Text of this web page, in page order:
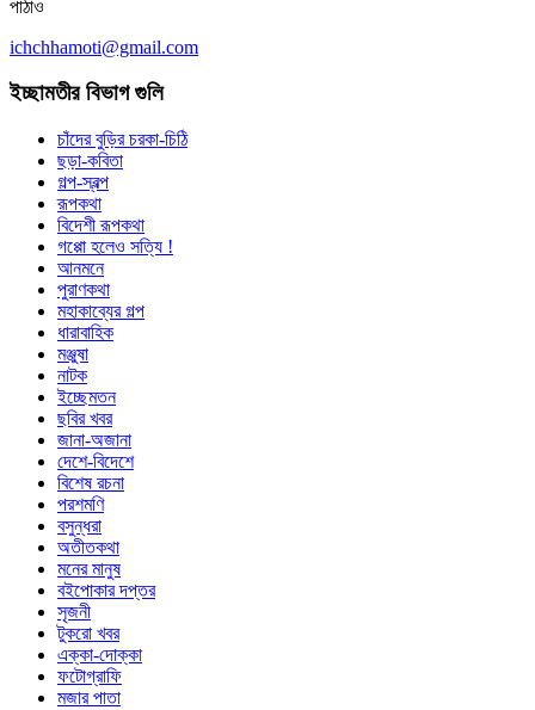
পাঠাও
ichchhamoti@gmail.com
ইচ্ছামতীর বিভাগ গুলি
চাঁদের বুড়ির চরকা-চিঠি
ছড়া-কবিতা
গল্প-স্বল্প
রূপকথা
বিদেশী রূপকথা
গপ্পো হলেও সত্যি !
আনমনে
পুরাণকথা
মহাকাব্যের গল্প
ধারাবাহিক
মঞ্জুষা
নাটক
ইচ্ছেমতন
ছবির খবর
জানা-অজানা
দেশে-বিদেশে
বিশেষ রচনা
পরশমণি
বসুন্ধরা
অতীতকথা
মনের মানুষ
বইপোকার দপ্তর
সৃজনী
টুকরো খবর
এক্কা-দোক্কা
ফটোগ্রাফি
মজার পাতা